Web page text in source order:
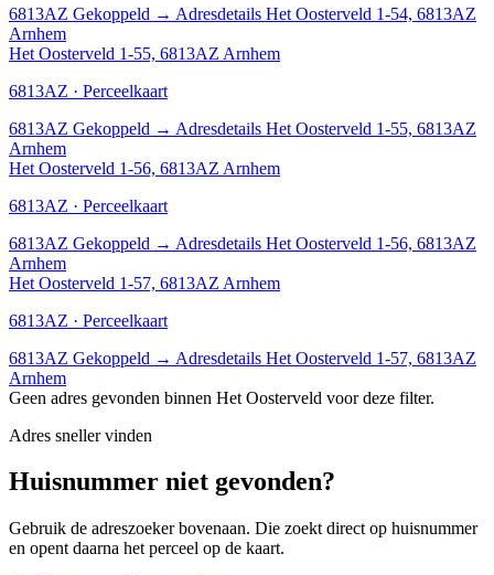
6813AZ Gekoppeld → Adresdetails Het Oosterveld 1-54, 6813AZ
Arnhem
Het Oosterveld 1-55, 6813AZ Arnhem
6813AZ · Perceelkaart
6813AZ Gekoppeld → Adresdetails Het Oosterveld 1-55, 6813AZ
Arnhem
Het Oosterveld 1-56, 6813AZ Arnhem
6813AZ · Perceelkaart
6813AZ Gekoppeld → Adresdetails Het Oosterveld 1-56, 6813AZ
Arnhem
Het Oosterveld 1-57, 6813AZ Arnhem
6813AZ · Perceelkaart
6813AZ Gekoppeld → Adresdetails Het Oosterveld 1-57, 6813AZ
Arnhem
Geen adres gevonden binnen Het Oosterveld voor deze filter.
Adres sneller vinden
Huisnummer niet gevonden?
Gebruik de adreszoeker bovenaan. Die zoekt direct op huisnummer
en opent daarna het perceel op de kaart.